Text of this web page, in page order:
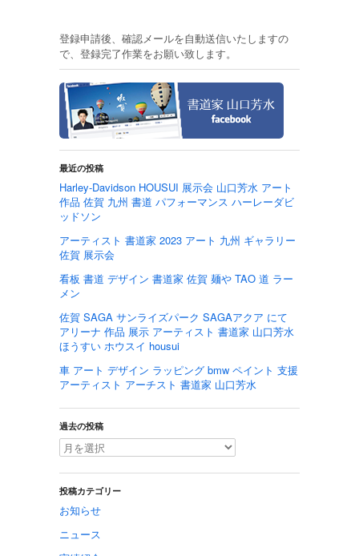
登録申請後、確認メールを自動送信いたしますの
で、登録完了作業をお願い致します。
最近の投稿
Harley-Davidson HOUSUI 展示会 山口芳水 アート
作品 佐賀 九州 書道 パフォーマンス ハーレーダビ
ッドソン
アーティスト 書道家 2023 アート 九州 ギャラリー
佐賀 展示会
看板 書道 デザイン 書道家 佐賀 麺や TAO 道 ラー
メン
佐賀 SAGA サンライズパーク SAGAアクア にて
アリーナ 作品 展示 アーティスト 書道家 山口芳水
ほうすい ホウスイ housui
車 アート デザイン ラッピング bmw ペイント 支援
アーティスト アーチスト 書道家 山口芳水
過去の投稿
投稿カテゴリー
お知らせ
ニュース